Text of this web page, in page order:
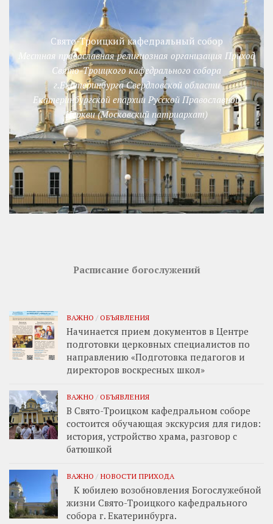
Свято-Троицкий кафедральный собор
Местная православная религиозная организация Приход
Свято-Троицкого кафедрального собора
г.Екатеринбурга Свердловской области
Екатеринбургской епархии Русской Православной
Церкви (Московский патриархат)
Расписание богослужений
ВАЖНО / ОБЪЯВЛЕНИЯ
Начинается прием документов в Центре
подготовки церковных специалистов по
направлению «Подготовка педагогов и
директоров воскресных школ»
ВАЖНО / ОБЪЯВЛЕНИЯ
В Свято-Троицком кафедральном соборе
состоится обучающая экскурсия для гидов:
история, устройство храма, разговор с
батюшкой
ВАЖНО / НОВОСТИ ПРИХОДА
К юбилею возобновления Богослужебной
жизни Свято-Троицкого кафедрального
собора г. Екатеринбурга.